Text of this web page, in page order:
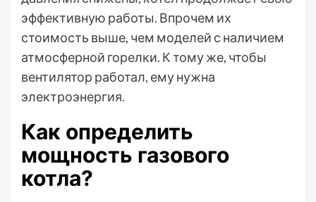
эффективную работы. Впрочем их
стоимость выше, чем моделей с наличием
атмосферной горелки. К тому же, чтобы
вентилятор работал, ему нужна
электроэнергия.
Как определить
мощность газового
котла?